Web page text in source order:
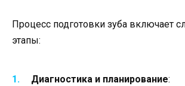
Процесс подготовки зуба включает
этапы:
Диагностика и планирование: